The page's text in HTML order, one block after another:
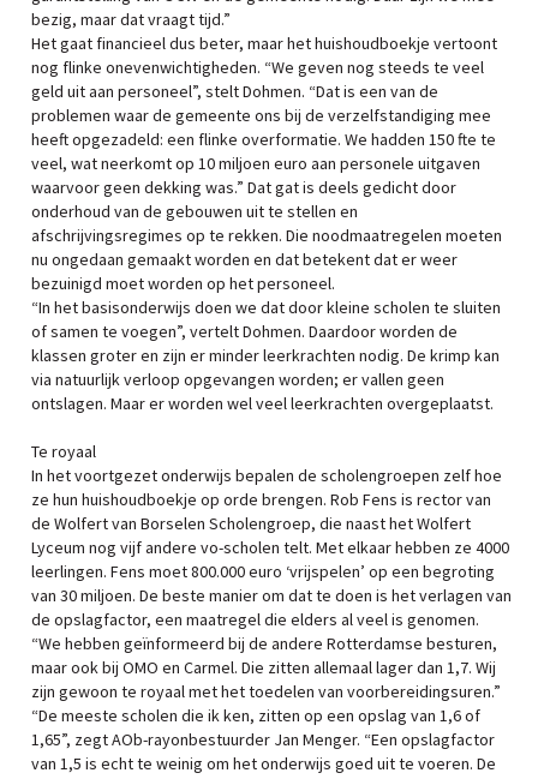
bezig, maar dat vraagt tijd.”
Het gaat financieel dus beter, maar het huishoudboekje vertoont
nog flinke onevenwichtigheden. “We geven nog steeds te veel
geld uit aan personeel”, stelt Dohmen. “Dat is een van de
problemen waar de gemeente ons bij de verzelfstandiging mee
heeft opgezadeld: een flinke overformatie. We hadden 150 fte te
veel, wat neerkomt op 10 miljoen euro aan personele uitgaven
waarvoor geen dekking was.” Dat gat is deels gedicht door
onderhoud van de gebouwen uit te stellen en
afschrijvingsregimes op te rekken. Die noodmaatregelen moeten
nu ongedaan gemaakt worden en dat betekent dat er weer
bezuinigd moet worden op het personeel.
“In het basisonderwijs doen we dat door kleine scholen te sluiten
of samen te voegen”, vertelt Dohmen. Daardoor worden de
klassen groter en zijn er minder leerkrachten nodig. De krimp kan
via natuurlijk verloop opgevangen worden; er vallen geen
ontslagen. Maar er worden wel veel leerkrachten overgeplaatst.
Te royaal
In het voortgezet onderwijs bepalen de scholengroepen zelf hoe
ze hun huishoudboekje op orde brengen. Rob Fens is rector van
de Wolfert van Borselen Scholengroep, die naast het Wolfert
Lyceum nog vijf andere vo-scholen telt. Met elkaar hebben ze 4000
leerlingen. Fens moet 800.000 euro ‘vrijspelen’ op een begroting
van 30 miljoen. De beste manier om dat te doen is het verlagen van
de opslagfactor, een maatregel die elders al veel is genomen.
“We hebben geïnformeerd bij de andere Rotterdamse besturen,
maar ook bij OMO en Carmel. Die zitten allemaal lager dan 1,7. Wij
zijn gewoon te royaal met het toedelen van voorbereidingsuren.”
“De meeste scholen die ik ken, zitten op een opslag van 1,6 of
1,65”, zegt AOb-rayonbestuurder Jan Menger. “Een opslagfactor
van 1,5 is echt te weinig om het onderwijs goed uit te voeren. De